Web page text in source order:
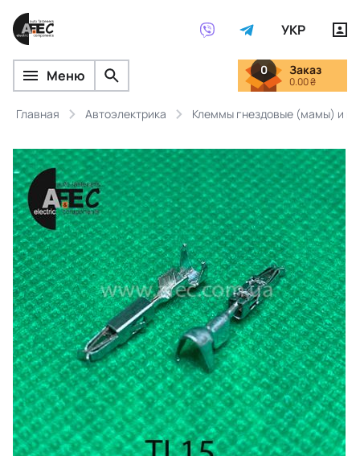
УКР
Меню 0 Заказ
0.00 ₴
Главная Автоэлектрика Клеммы гнездовые (мамы) и